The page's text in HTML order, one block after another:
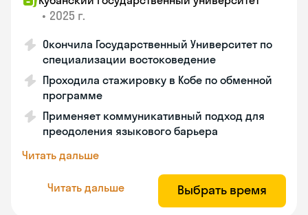
• 2025 г.
Окончила Государственный Университет по
специализации востоковедение
Проходила стажировку в Кобе по обменной
программе
Применяет коммуникативный подход для
преодоления языкового барьера
Читать дальше
Читать дальше Выбрать время